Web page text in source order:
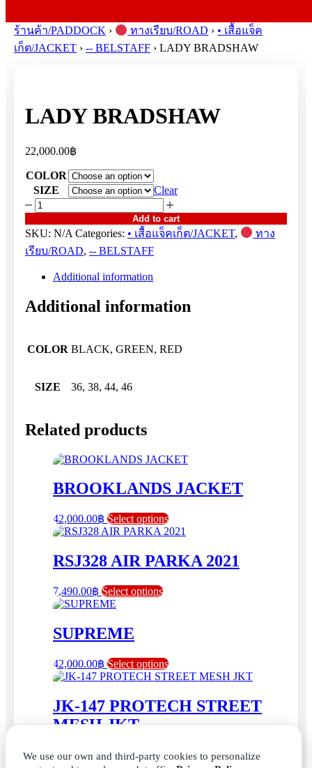
ร้านค้า/PADDOCK › ทางเรียบ/ROAD › • เสื้อแจ็ค
เก็ต/JACKET › -- BELSTAFF › LADY BRADSHAW
LADY BRADSHAW
22,000.00฿
COLOR
SIZE
Clear
LADY
BRADSHAW
quantity
Add to cart
SKU: N/A Categories: • เสื้อแจ็คเก็ต/JACKET,
ทาง
เรียบ/ROAD, -- BELSTAFF
Additional information
Additional information
COLOR BLACK, GREEN, RED
SIZE 36, 38, 44, 46
Related products
BROOKLANDS JACKET
42,000.00฿ Select optionsThis
product
multiple
variants.
product
page
RSJ328 AIR PARKA 2021
7,490.00฿ Select optionsThis
options
may
chosen
on
the
page
SUPREME
42,000.00฿ Select optionsThis
product
multiple
variants.
The
may
be
JK-147 PROTECH STREET
MESH JKT
4,500.00฿ – 5,000.00฿Price
Select optionsThis
We use our own and third-party cookies to personalize